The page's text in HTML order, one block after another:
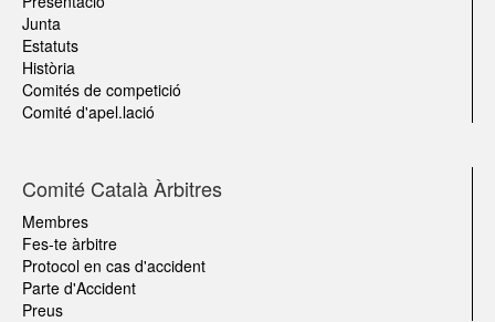
Junta
Estatuts
Història
Comités de competició
Comité d'apel.lació
Comité Català Àrbitres
Membres
Fes-te àrbitre
Protocol en cas d'accident
Parte d'Accident
Preus